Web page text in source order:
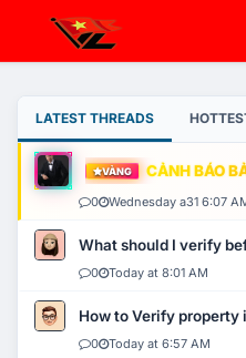
LATEST THREADS
VÀNG CẢNH BÁO
0 Wednesday a31 6:07
What should I verify
0 Today at 8:01 AM
How to Verify property
0 Today at 6:57 AM